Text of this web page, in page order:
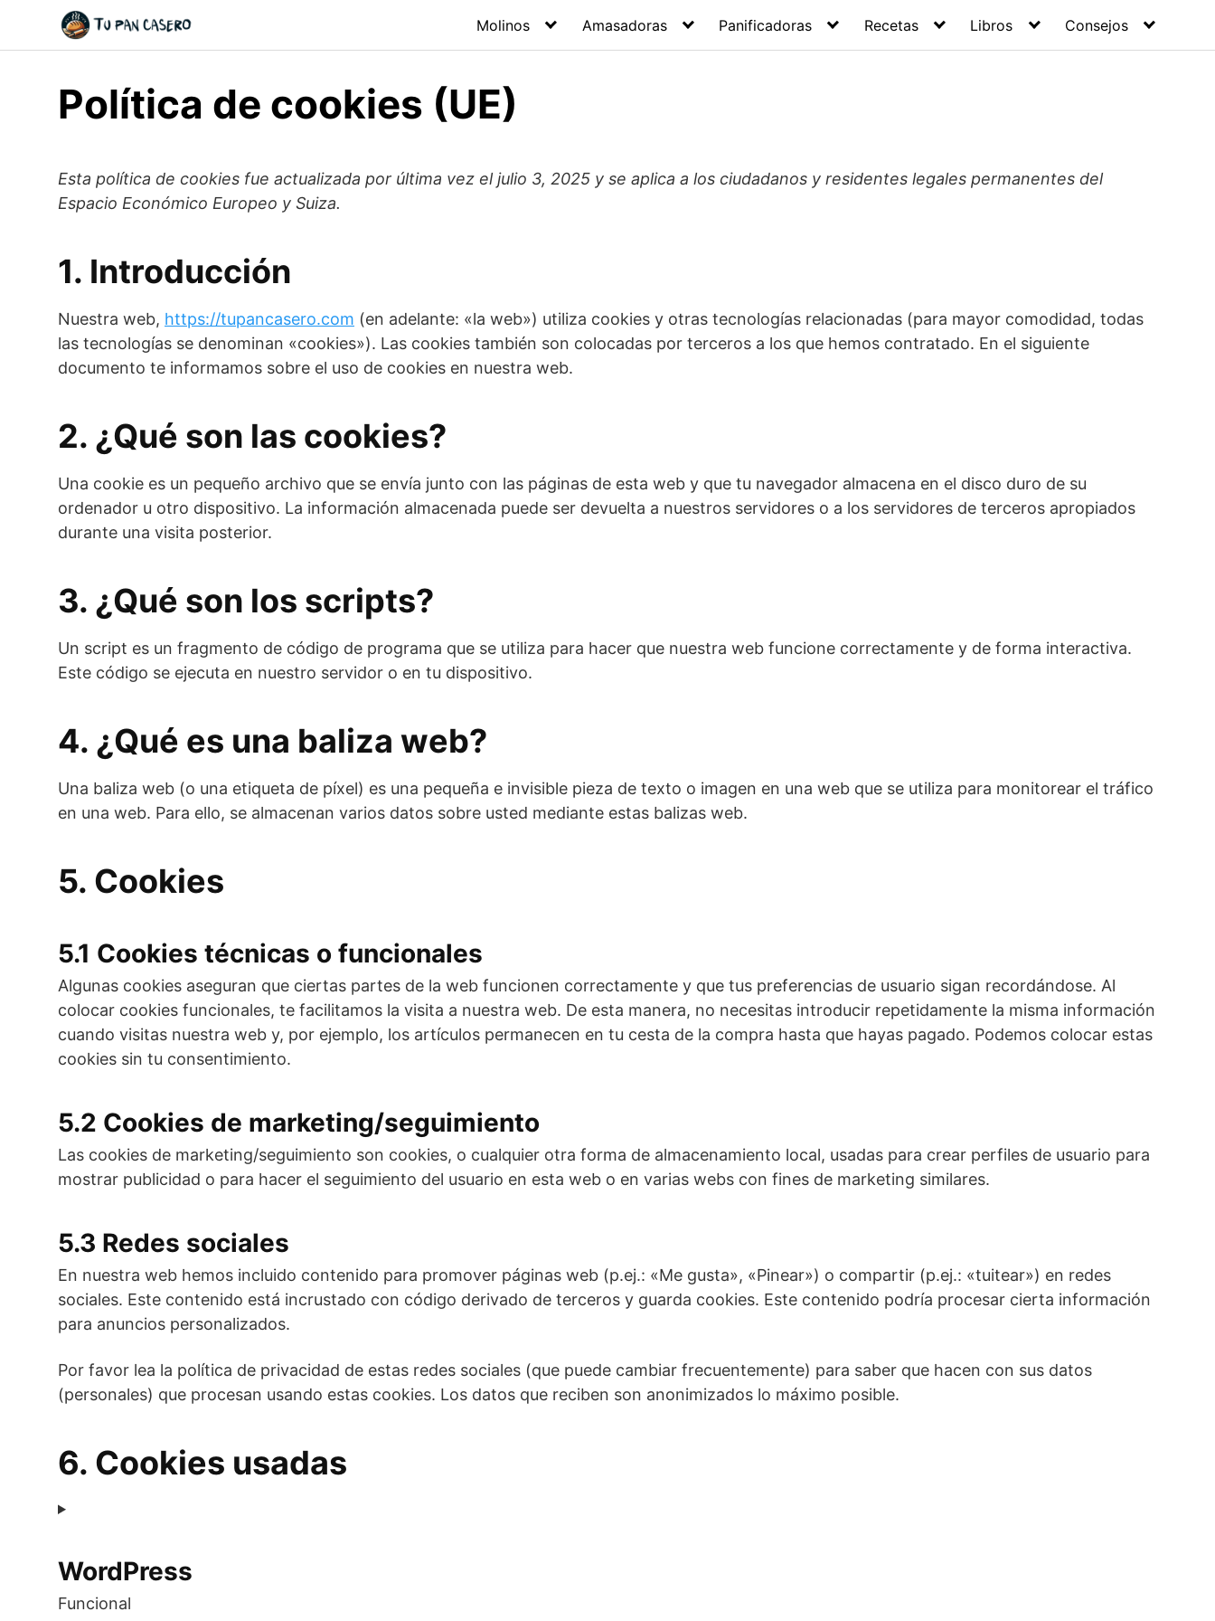
content
Molinos Amasadoras Panificadoras Recetas Libros Consejos
Política de cookies (UE)
Esta política de cookies fue actualizada por última vez el julio 3, 2025 y se aplica a los ciudadanos y residentes legales permanentes del
Espacio Económico Europeo y Suiza.
1. Introducción
Nuestra web, https://tupancasero.com (en adelante: «la web») utiliza cookies y otras tecnologías relacionadas (para mayor comodidad, todas
las tecnologías se denominan «cookies»). Las cookies también son colocadas por terceros a los que hemos contratado. En el siguiente
documento te informamos sobre el uso de cookies en nuestra web.
2. ¿Qué son las cookies?
Una cookie es un pequeño archivo que se envía junto con las páginas de esta web y que tu navegador almacena en el disco duro de su
ordenador u otro dispositivo. La información almacenada puede ser devuelta a nuestros servidores o a los servidores de terceros apropiados
durante una visita posterior.
3. ¿Qué son los scripts?
Un script es un fragmento de código de programa que se utiliza para hacer que nuestra web funcione correctamente y de forma interactiva.
Este código se ejecuta en nuestro servidor o en tu dispositivo.
4. ¿Qué es una baliza web?
Una baliza web (o una etiqueta de píxel) es una pequeña e invisible pieza de texto o imagen en una web que se utiliza para monitorear el tráfico
en una web. Para ello, se almacenan varios datos sobre usted mediante estas balizas web.
5. Cookies
5.1 Cookies técnicas o funcionales
Algunas cookies aseguran que ciertas partes de la web funcionen correctamente y que tus preferencias de usuario sigan recordándose. Al
colocar cookies funcionales, te facilitamos la visita a nuestra web. De esta manera, no necesitas introducir repetidamente la misma información
cuando visitas nuestra web y, por ejemplo, los artículos permanecen en tu cesta de la compra hasta que hayas pagado. Podemos colocar estas
cookies sin tu consentimiento.
5.2 Cookies de marketing/seguimiento
Las cookies de marketing/seguimiento son cookies, o cualquier otra forma de almacenamiento local, usadas para crear perfiles de usuario para
mostrar publicidad o para hacer el seguimiento del usuario en esta web o en varias webs con fines de marketing similares.
5.3 Redes sociales
En nuestra web hemos incluido contenido para promover páginas web (p.ej.: «Me gusta», «Pinear») o compartir (p.ej.: «tuitear») en redes
sociales. Este contenido está incrustado con código derivado de terceros y guarda cookies. Este contenido podría procesar cierta información
para anuncios personalizados.
Por favor lea la política de privacidad de estas redes sociales (que puede cambiar frecuentemente) para saber que hacen con sus datos
(personales) que procesan usando estas cookies. Los datos que reciben son anonimizados lo máximo posible.
6. Cookies usadas
WordPress
Funcional